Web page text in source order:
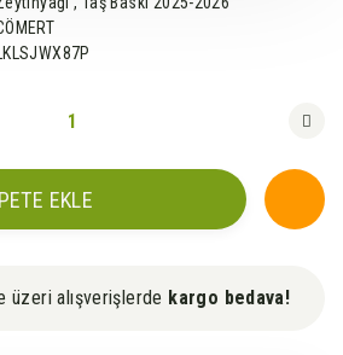
EKLE
üzeri alışverişlerde kargo bedava!